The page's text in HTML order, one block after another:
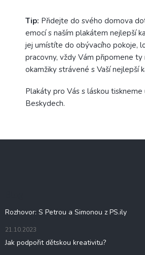
Tip: Přidejte do svého domova
emocí s naším plakátem nejlepší
jej umístíte do obývacího pokoje,
pracovny, vždy Vám připomene ty
okamžiky strávené s Vaší nejlepší
Plakáty pro Vás s láskou tiskneme
Beskydech.
Rozhovor: S Petrou a Simonou z PS.ily
21.10.2023
Jak podpořit dětskou kreativitu?